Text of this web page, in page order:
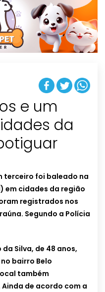
g
t
i
o
n
e um
da
terceiro foi baleado na
em cidades da região
registrados nos
Segundo a Polícia
da Silva, de 48 anos,
bairro Belo
também
de acordo com a